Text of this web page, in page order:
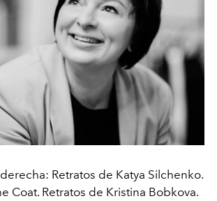
Retratos de Katya Silchenko.
Coat. Retratos de Kristina Bobkova.